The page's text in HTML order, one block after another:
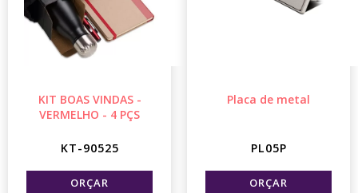
KIT BOAS VINDAS -
VERMELHO - 4 PÇS
KT-90525
Placa de metal
PL05P